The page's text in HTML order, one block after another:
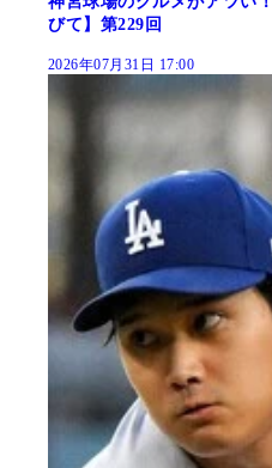
びて】第229回
2026年07月31日 17:00